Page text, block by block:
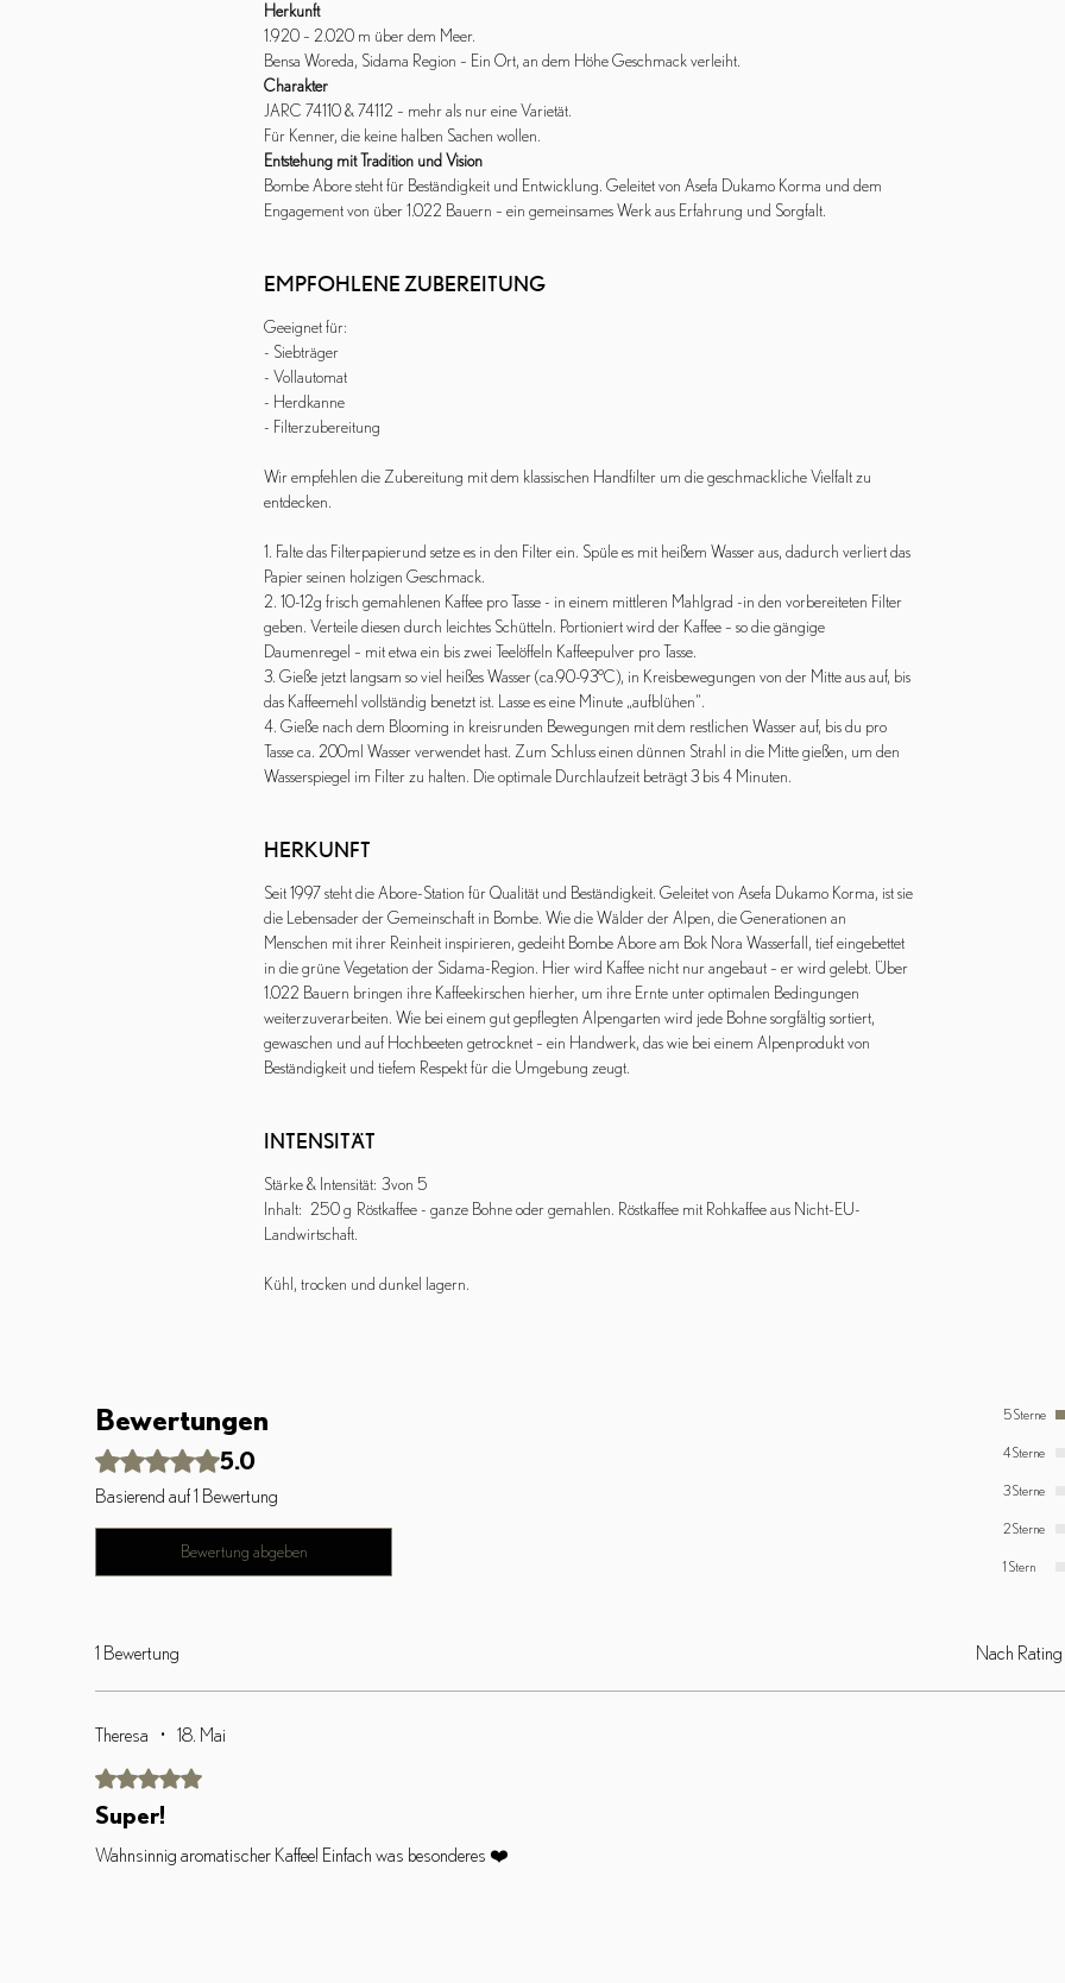
Herkunft
1.920 – 2.020 m über dem Meer.
Bensa Woreda, Sidama Region – Ein Ort, an dem Höhe Geschmack verleiht.
Charakter
JARC 74110 & 74112 – mehr als nur eine Varietät.
Für Kenner, die keine halben Sachen wollen.
Entstehung mit Tradition und Vision
Bombe Abore steht für Beständigkeit und Entwicklung. Geleitet von Asefa Dukamo Korma und dem
Engagement von über 1.022 Bauern – ein gemeinsames Werk aus Erfahrung und Sorgfalt.
EMPFOHLENE ZUBEREITUNG
Geeignet für:
- Siebträger
- Vollautomat
- Herdkanne
- Filterzubereitung
Wir empfehlen die Zubereitung mit dem klassischen Handfilter um die geschmackliche Vielfalt zu
entdecken.
1. Falte das Filterpapierund setze es in den Filter ein. Spüle es mit heißem Wasser aus, dadurch verliert das
Papier seinen holzigen Geschmack.
2. 10-12g frisch gemahlenen Kaffee pro Tasse - in einem mittleren Mahlgrad -in den vorbereiteten Filter
geben. Verteile diesen durch leichtes Schütteln. Portioniert wird der Kaffee – so die gängige
Daumenregel – mit etwa ein bis zwei Teelöffeln Kaffeepulver pro Tasse.
3. Gieße jetzt langsam so viel heißes Wasser (ca.90-93°C), in Kreisbewegungen von der Mitte aus auf, bis
das Kaffeemehl vollständig benetzt ist. Lasse es eine Minute „aufblühen“.
4. Gieße nach dem Blooming in kreisrunden Bewegungen mit dem restlichen Wasser auf, bis du pro
Tasse ca. 200ml Wasser verwendet hast. Zum Schluss einen dünnen Strahl in die Mitte gießen, um den
Wasserspiegel im Filter zu halten. Die optimale Durchlaufzeit beträgt 3 bis 4 Minuten.
HERKUNFT
​Seit 1997 steht die Abore-Station für Qualität und Beständigkeit. Geleitet von Asefa Dukamo Korma, ist sie
die Lebensader der Gemeinschaft in Bombe. Wie die Wälder der Alpen, die Generationen an
Menschen mit ihrer Reinheit inspirieren, gedeiht Bombe Abore am Bok Nora Wasserfall, tief eingebettet
in die grüne Vegetation der Sidama-Region. Hier wird Kaffee nicht nur angebaut – er wird gelebt. Über
1.022 Bauern bringen ihre Kaffeekirschen hierher, um ihre Ernte unter optimalen Bedingungen
weiterzuverarbeiten. Wie bei einem gut gepflegten Alpengarten wird jede Bohne sorgfältig sortiert,
gewaschen und auf Hochbeeten getrocknet – ein Handwerk, das wie bei einem Alpenprodukt von
Beständigkeit und tiefem Respekt für die Umgebung zeugt.​
INTENSITÄT
Stärke & Intensität: 3 von 5
Inhalt: 250 g Röstkaffee - ganze Bohne oder gemahlen. Röstkaffee mit Rohkaffee aus Nicht-EU-
Landwirtschaft.
Kühl, trocken und dunkel lagern.
Bewertungen
Mit 5 von 5 Sternen bewertet.
5.0
Basierend auf 1 Bewertung
Bewertung abgeben
5 Sterne
4 Sterne
3 Sterne
2 Sterne
1 Stern
1 Bewertung Nach
Theresa • 18. Mai
Mit 5 von 5 Sternen bewertet.
Super!
Wahnsinnig aromatischer Kaffee! Einfach was besonderes ❤️